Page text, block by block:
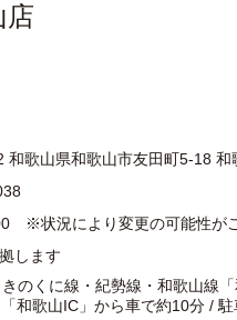
店
山県和歌山市友田町5-18 和
※状況により変更の可能性が
します
のくに線・紀勢線・和歌山線
和歌山IC」から車で約10分 / 駐